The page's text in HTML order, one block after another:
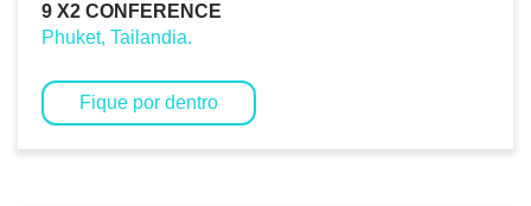
9 X2 CONFERENCE
Phuket, Tailandia.
Fique por dentro